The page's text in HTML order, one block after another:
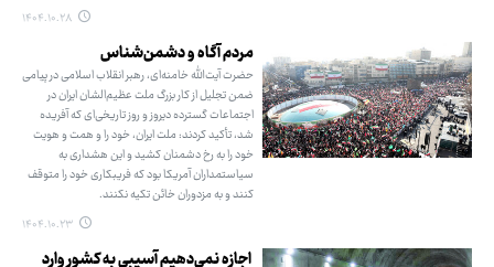
۱۴۰۴.۱۰.۲۸
مردم آگاه و دشمن‌شناس
حضرت آیت‌الله خامنه‌ای، رهبر انقلاب اسلامی در پیامی
ضمن تجلیل از کار بزرگ ملت عظیم‌الشان ایران در
اجتماعات گسترده دیروز و روز تاریخی‌ای که آفریده
شد، تأکید کردند: ملت ایران، خود را و همت و هویت
خود را به رخ دشمنان کشید و این هشداری به
سیاستمداران آمریکا بود که فریبکاری خود را متوقف
کنند و به مزدوران خائن تکیه نکنند.
۱۴۰۴.۱۰.۲۳
اجازه نمی‌دهیم آسیبی به کشور وارد